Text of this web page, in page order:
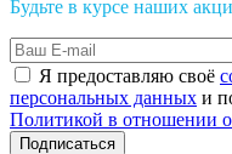
Будьте в курсе наших
Я предоставляю своё
персональных данных и
Политикой в отношении
Подписаться